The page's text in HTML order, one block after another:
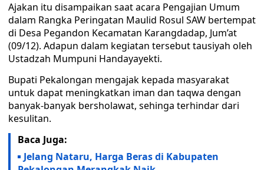
Ajakan itu disampaikan saat acara Pengajian Umum
dalam Rangka Peringatan Maulid Rosul SAW bertempat
di Desa Pegandon Kecamatan Karangdadap, Jum’at
(09/12). Adapun dalam kegiatan tersebut tausiyah oleh
Ustadzah Mumpuni Handayayekti.
Bupati Pekalongan mengajak kepada masyarakat
untuk dapat meningkatkan iman dan taqwa dengan
banyak-banyak bersholawat, sehinga terhindar dari
kesulitan.
Baca Juga:
Jelang Nataru, Harga Beras di Kabupaten